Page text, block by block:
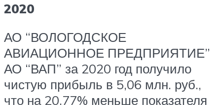
2020
АО “ВОЛОГОДСКОЕ
АВИАЦИОННОЕ ПРЕДПРИЯТИЕ”
АО “ВАП” за 2020 год получило
чистую прибыль в 5,06 млн. руб.,
что на 20,77% меньше показателя